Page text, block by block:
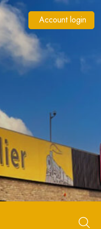
Account login